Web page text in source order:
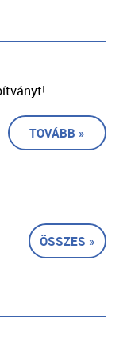
TOVÁBB »
ÖSSZES »